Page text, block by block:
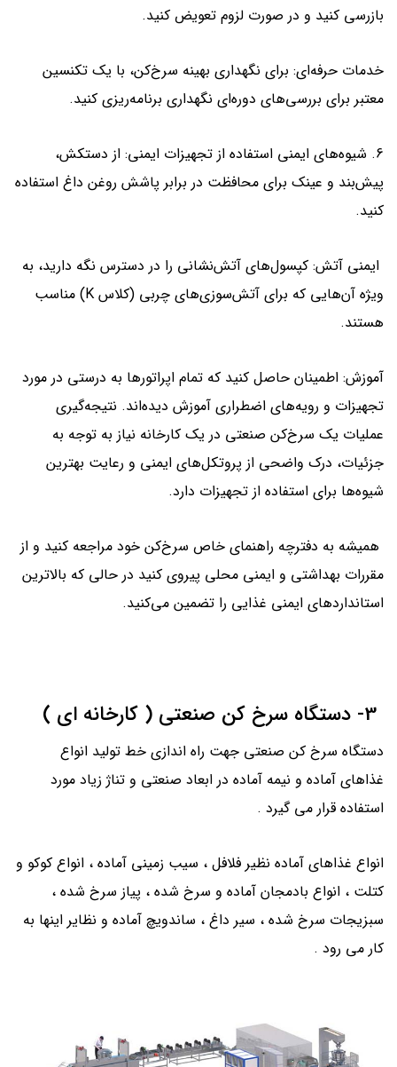
بازرسی کنید و در صورت لزوم تعویض کنید.
خدمات حرفه‌ای: برای نگهداری بهینه سرخ‌کن، با یک تکنسین
معتبر برای بررسی‌های دوره‌ای نگهداری برنامه‌ریزی کنید.
6. شیوه‌های ایمنی استفاده از تجهیزات ایمنی: از دستکش،
پیش‌بند و عینک برای محافظت در برابر پاشش روغن داغ استفاده
کنید.
ایمنی آتش: کپسول‌های آتش‌نشانی را در دسترس نگه دارید، به
ویژه آن‌هایی که برای آتش‌سوزی‌های چربی (کلاس K) مناسب
هستند.
آموزش: اطمینان حاصل کنید که تمام اپراتورها به درستی در مورد
تجهیزات و رویه‌های اضطراری آموزش دیده‌اند. نتیجه‌گیری
عملیات یک سرخ‌کن صنعتی در یک کارخانه نیاز به توجه به
جزئیات، درک واضحی از پروتکل‌های ایمنی و رعایت بهترین
شیوه‌ها برای استفاده از تجهیزات دارد.
همیشه به دفترچه راهنمای خاص سرخ‌کن خود مراجعه کنید و از
مقررات بهداشتی و ایمنی محلی پیروی کنید در حالی که بالاترین
استانداردهای ایمنی غذایی را تضمین می‌کنید.
دستگاه سرخ کن صنعتی جهت راه اندازی خط تولید انواع
غذاهای آماده و نیمه آماده در ابعاد صنعتی و تناژ زیاد مورد
استفاده قرار می گیرد .
انواع غذاهای آماده نظیر فلافل ، سیب زمینی آماده ، انواع کوکو و
کتلت ، انواع بادمجان آماده و سرخ شده ، پیاز سرخ شده ،
سبزیجات سرخ شده ، سیر داغ ، ساندویچ آماده و نظایر اینها به
کار می رود .